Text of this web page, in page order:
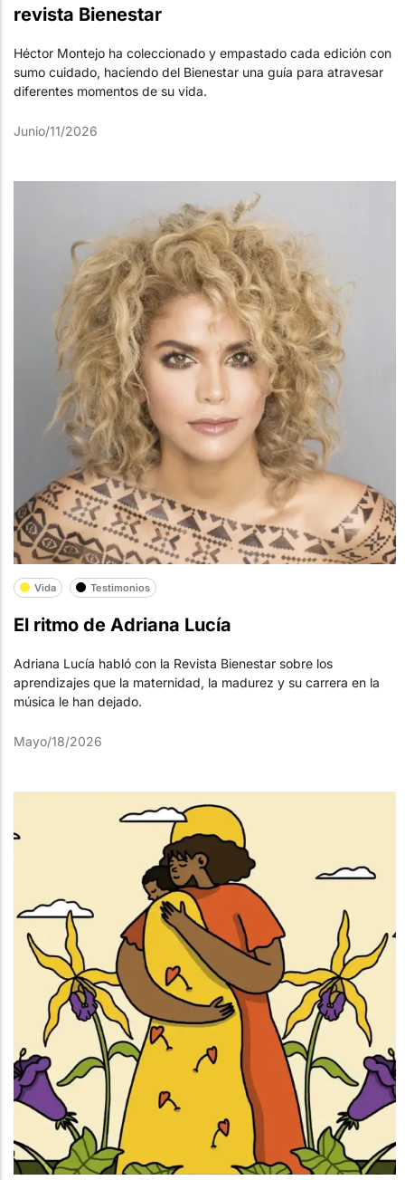
revista Bienestar
Héctor Montejo ha coleccionado y empastado cada edición con
sumo cuidado, haciendo del Bienestar una guía para atravesar
diferentes momentos de su vida.
Junio/11/2026
Vida Testimonios
El ritmo de Adriana Lucía
Adriana Lucía habló con la Revista Bienestar sobre los
aprendizajes que la maternidad, la madurez y su carrera en la
música le han dejado.
Mayo/18/2026